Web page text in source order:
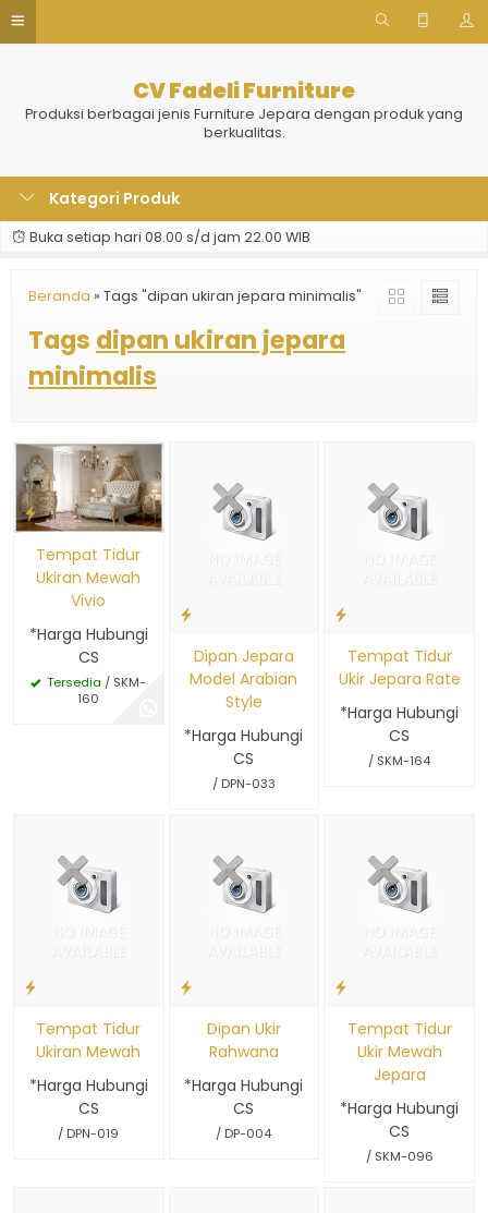
CV Fadeli Furniture
Produksi berbagai jenis Furniture Jepara dengan produk yang
berkualitas.
Kategori Produk
Buka setiap hari 08.00 s/d jam 22.00 WIB
Beranda » Tags "dipan ukiran jepara minimalis"
Tags dipan ukiran jepara
minimalis
Tempat Tidur
Ukiran Mewah
Vivio
*Harga Hubungi
CS
Tersedia / SKM-
160
Dipan Jepara
Model Arabian
Style
*Harga Hubungi
CS
/ DPN-033
Tempat Tidur
Ukir Jepara Rate
*Harga Hubungi
CS
/ SKM-164
Tempat Tidur
Ukiran Mewah
*Harga Hubungi
CS
/ DPN-019
Dipan Ukir
Rahwana
*Harga Hubungi
CS
/ DP-004
Tempat Tidur
Ukir Mewah
Jepara
*Harga Hubungi
CS
/ SKM-096